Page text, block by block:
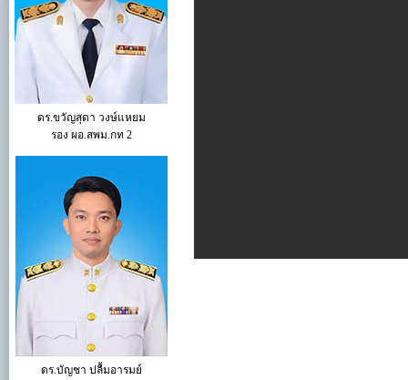
ดร.ขวัญสุดา วงษ์แหยม
รอง ผอ.สพม.กท 2
ดร.บัญชา ปลื้มอารมย์